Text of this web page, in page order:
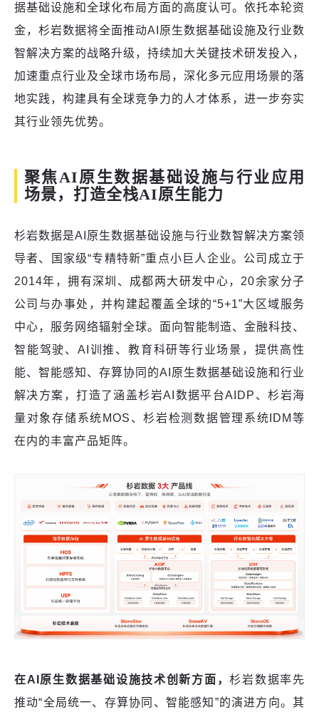
据基础设施和全球化布局方面的高度认可。依托本轮资
金，杉岩数据将全面推动AI原生数据基础设施及行业数
智解决方案的战略升级，持续加大关键技术研发投入，
加速重点行业及全球市场布局，深化多元应用场景的落
地实践，构建具有全球竞争力的人才体系，进一步夯实
其行业领先优势。
聚焦AI原生数据基础设施与行业应用
场景，打造全栈AI原生能力
杉岩数据是AI原生数据基础设施与行业数智解决方案领
导者、国家级“专精特新”重点小巨人企业。公司成立于
2014年，拥有深圳、成都两大研发中心，20余家分子
公司与办事处，并构建起覆盖全球的“5+1”大区域服务
中心，服务网络辐射全球。面向智能制造、金融科技、
智能驾驶、AI训推、教育科研等行业场景，提供高性
能、智能感知、存算协同的AI原生数据基础设施和行业
解决方案，打造了涵盖杉岩AI数据平台AIDP、杉岩海
量对象存储系统MOS、杉岩检测数据管理系统IDM等
在内的丰富产品矩阵。
在AI原生数据基础设施技术创新方面，杉岩数据率先
推动“全局统一、存算协同、智能感知”的演进方向。其